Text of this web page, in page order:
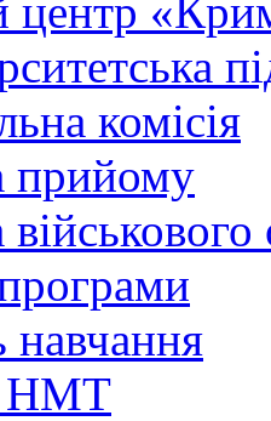
центр
комісія
прийому
навчання
НМТ